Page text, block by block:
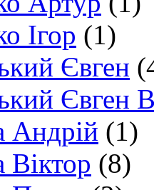
Ігор (1)
Євген
Євген
Андрій (1)
Віктор (8)